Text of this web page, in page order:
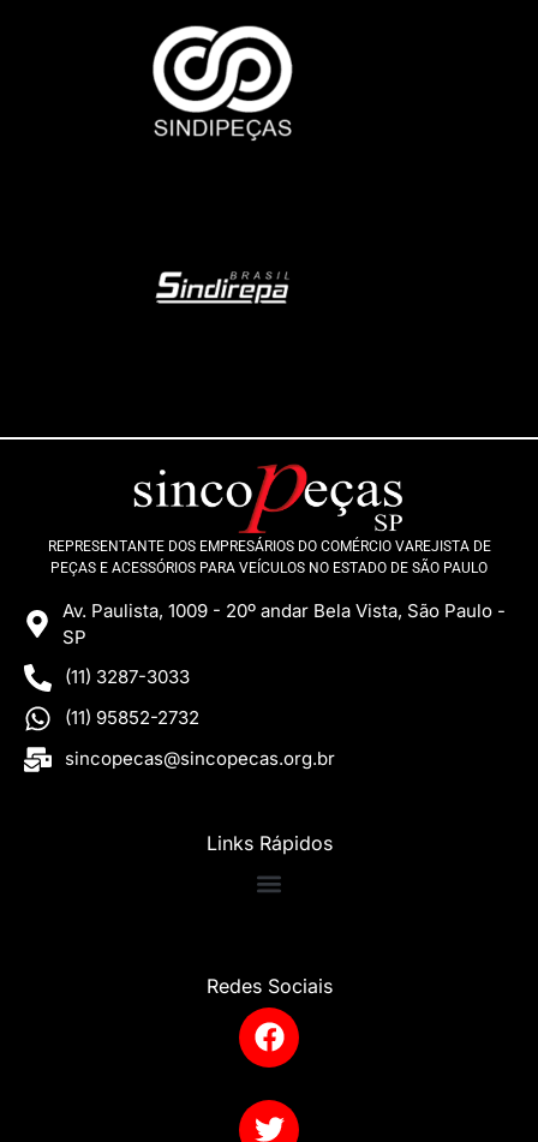
REPRESENTANTE DOS EMPRESÁRIOS DO COMÉRCIO VAREJISTA DE
PEÇAS E ACESSÓRIOS PARA VEÍCULOS NO ESTADO DE SÃO PAULO
Av. Paulista, 1009 - 20º andar Bela Vista, São Paulo -
SP
(11) 3287-3033
(11) 95852-2732
sincopecas@sincopecas.org.br
Links Rápidos
Redes Sociais